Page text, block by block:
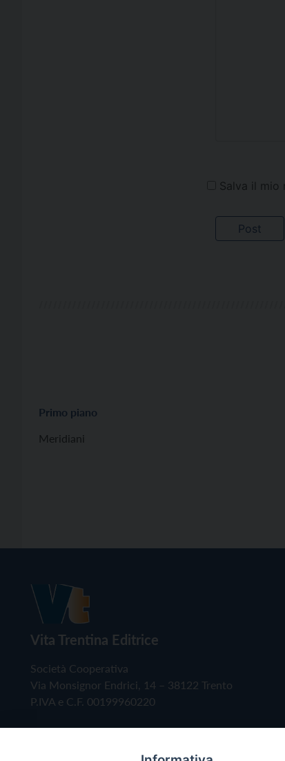
Salva il mio
Primo piano
Meridiani
Vita Trentina Editrice
Società Cooperativa
Via Monsignor Endrici, 14 – 38122 Trento
P.IVA e C.F. 00199960220